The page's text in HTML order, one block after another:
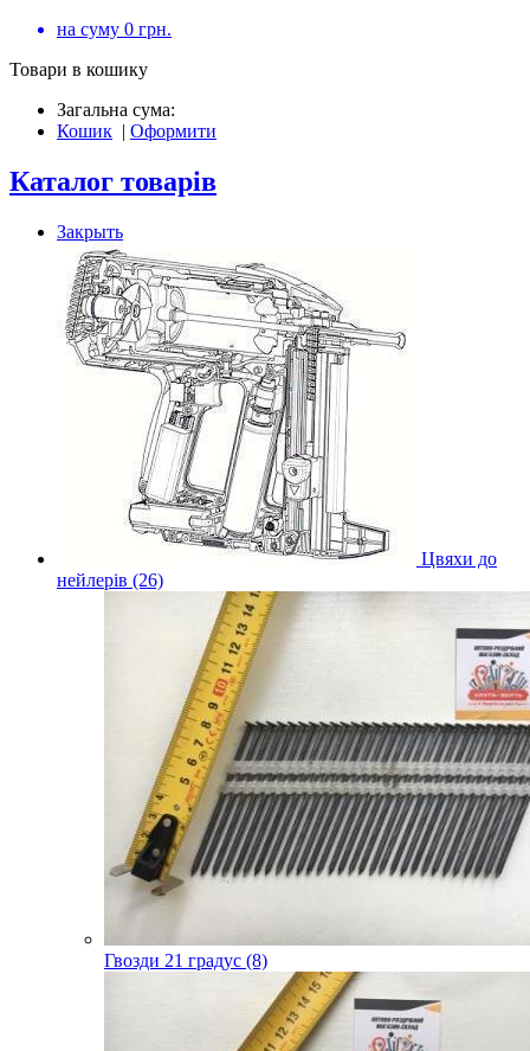
на суму 0 грн.
Товари в кошику
Загальна сума:
Кошик | Оформити
Каталог товарів
Закрыть
Цвяхи до
нейлерів (26)
Гвозди 21 градус (8)